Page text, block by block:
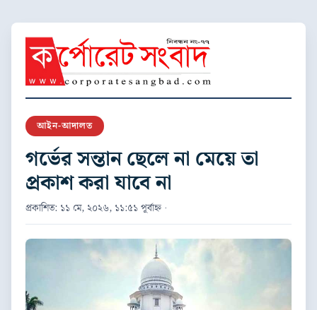
আইন-আদালত
গর্ভের সন্তান ছেলে না মেয়ে তা
প্রকাশ করা যাবে না
প্রকাশিত: ১১ মে, ২০২৬, ১১:৫১ পূর্বাহ্ন ·